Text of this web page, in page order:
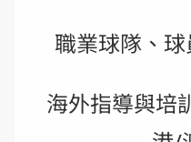
職業球隊、
海外指導與培